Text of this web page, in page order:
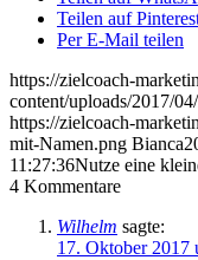
Teilen auf
Per E-Mail teilen
https://zielcoach-
content/uploads/2017/
https://zielcoach-
mit-Namen.png Bianca
11:27:36Nutze eine
4 Kommentare
Wilhelm sagte:
17. Oktober 2017